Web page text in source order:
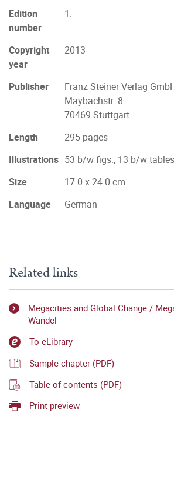
Edition
number
1.
Copyright
year
2013
Publisher
Franz Steiner Verlag
Maybachstr. 8
70469 Stuttgart
Length
295 pages
Illustrations 53 b/w figs., 13 b/w tables
Size
17.0 x 24.0 cm
Language
German
Related links
Megacities and Global Change /
Wandel
To eLibrary
Sample chapter (PDF)
Table of contents (PDF)
Print preview